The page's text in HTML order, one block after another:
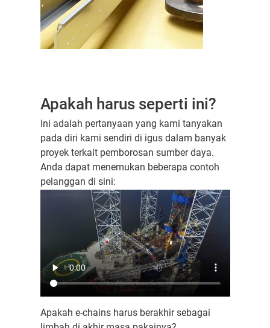
Apakah harus seperti ini?
Ini adalah pertanyaan yang kami tanyakan
pada diri kami sendiri di igus dalam banyak
proyek terkait pemborosan sumber daya.
Anda dapat menemukan beberapa contoh
pelanggan di sini:
Apakah e-chains harus berakhir sebagai